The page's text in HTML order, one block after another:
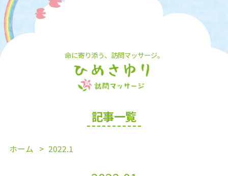
命に寄り添う、訪問マッサージ。
記事一覧
ホーム 2022.1